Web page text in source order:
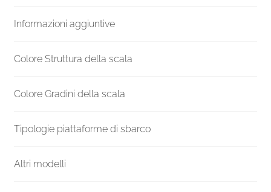
Ø
mm
Informazioni aggiuntive
Colore Struttura della scala
Colore Gradini della scala
Tipologie piattaforme di sbarco
Altri modelli